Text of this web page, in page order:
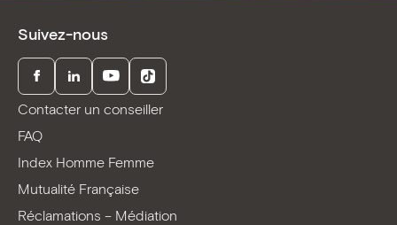
Suivez-nous
FacebookLinkedInYoutubeTikTok
Contacter un conseiller
FAQ
Index Homme Femme
Mutualité Française
Réclamations – Médiation